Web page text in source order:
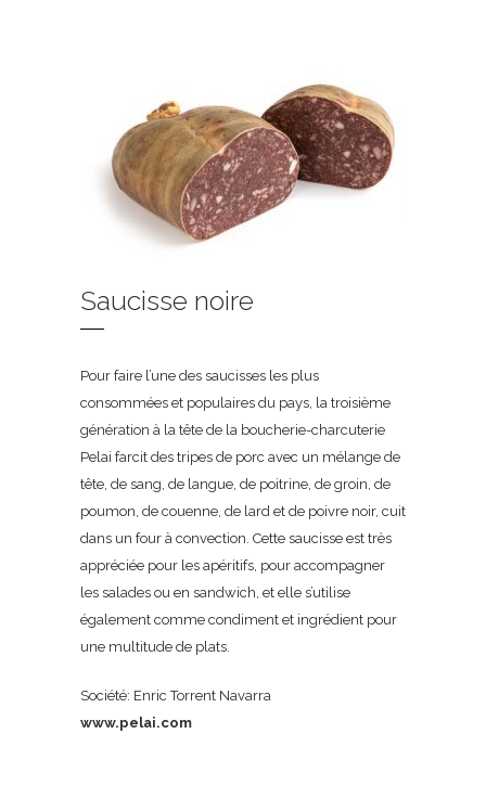
Saucisse noire
Pour faire l’une des saucisses les plus
consommées et populaires du pays, la troisième
génération à la tête de la boucherie-charcuterie
Pelai farcit des tripes de porc avec un mélange de
tête, de sang, de langue, de poitrine, de groin, de
poumon, de couenne, de lard et de poivre noir, cuit
dans un four à convection. Cette saucisse est très
appréciée pour les apéritifs, pour accompagner
les salades ou en sandwich, et elle s’utilise
également comme condiment et ingrédient pour
une multitude de plats.
Société: Enric Torrent Navarra
www.pelai.com